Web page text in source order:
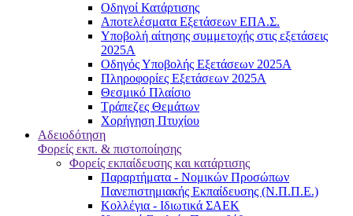
Oδηγοί Κατάρτισης
Αποτελέσματα Εξετάσεων ΕΠΑ.Σ.
Υποβολή αίτησης συμμετοχής στις εξετάσεις
2025Α
Οδηγός Υποβολής Εξετάσεων 2025A
Πληροφορίες Εξετάσεων 2025Α
Θεσμικό Πλαίσιο
Τράπεζες Θεμάτων
Χορήγηση Πτυχίου
Αδειοδότηση
Φορείς εκπ. & πιστοποίησης
Φορείς εκπαίδευσης και κατάρτισης
Παραρτήματα - Νομικών Προσώπων
Πανεπιστημιακής Εκπαίδευσης (Ν.Π.Π.Ε.)
Κολλέγια - Ιδιωτικά ΣΑΕΚ